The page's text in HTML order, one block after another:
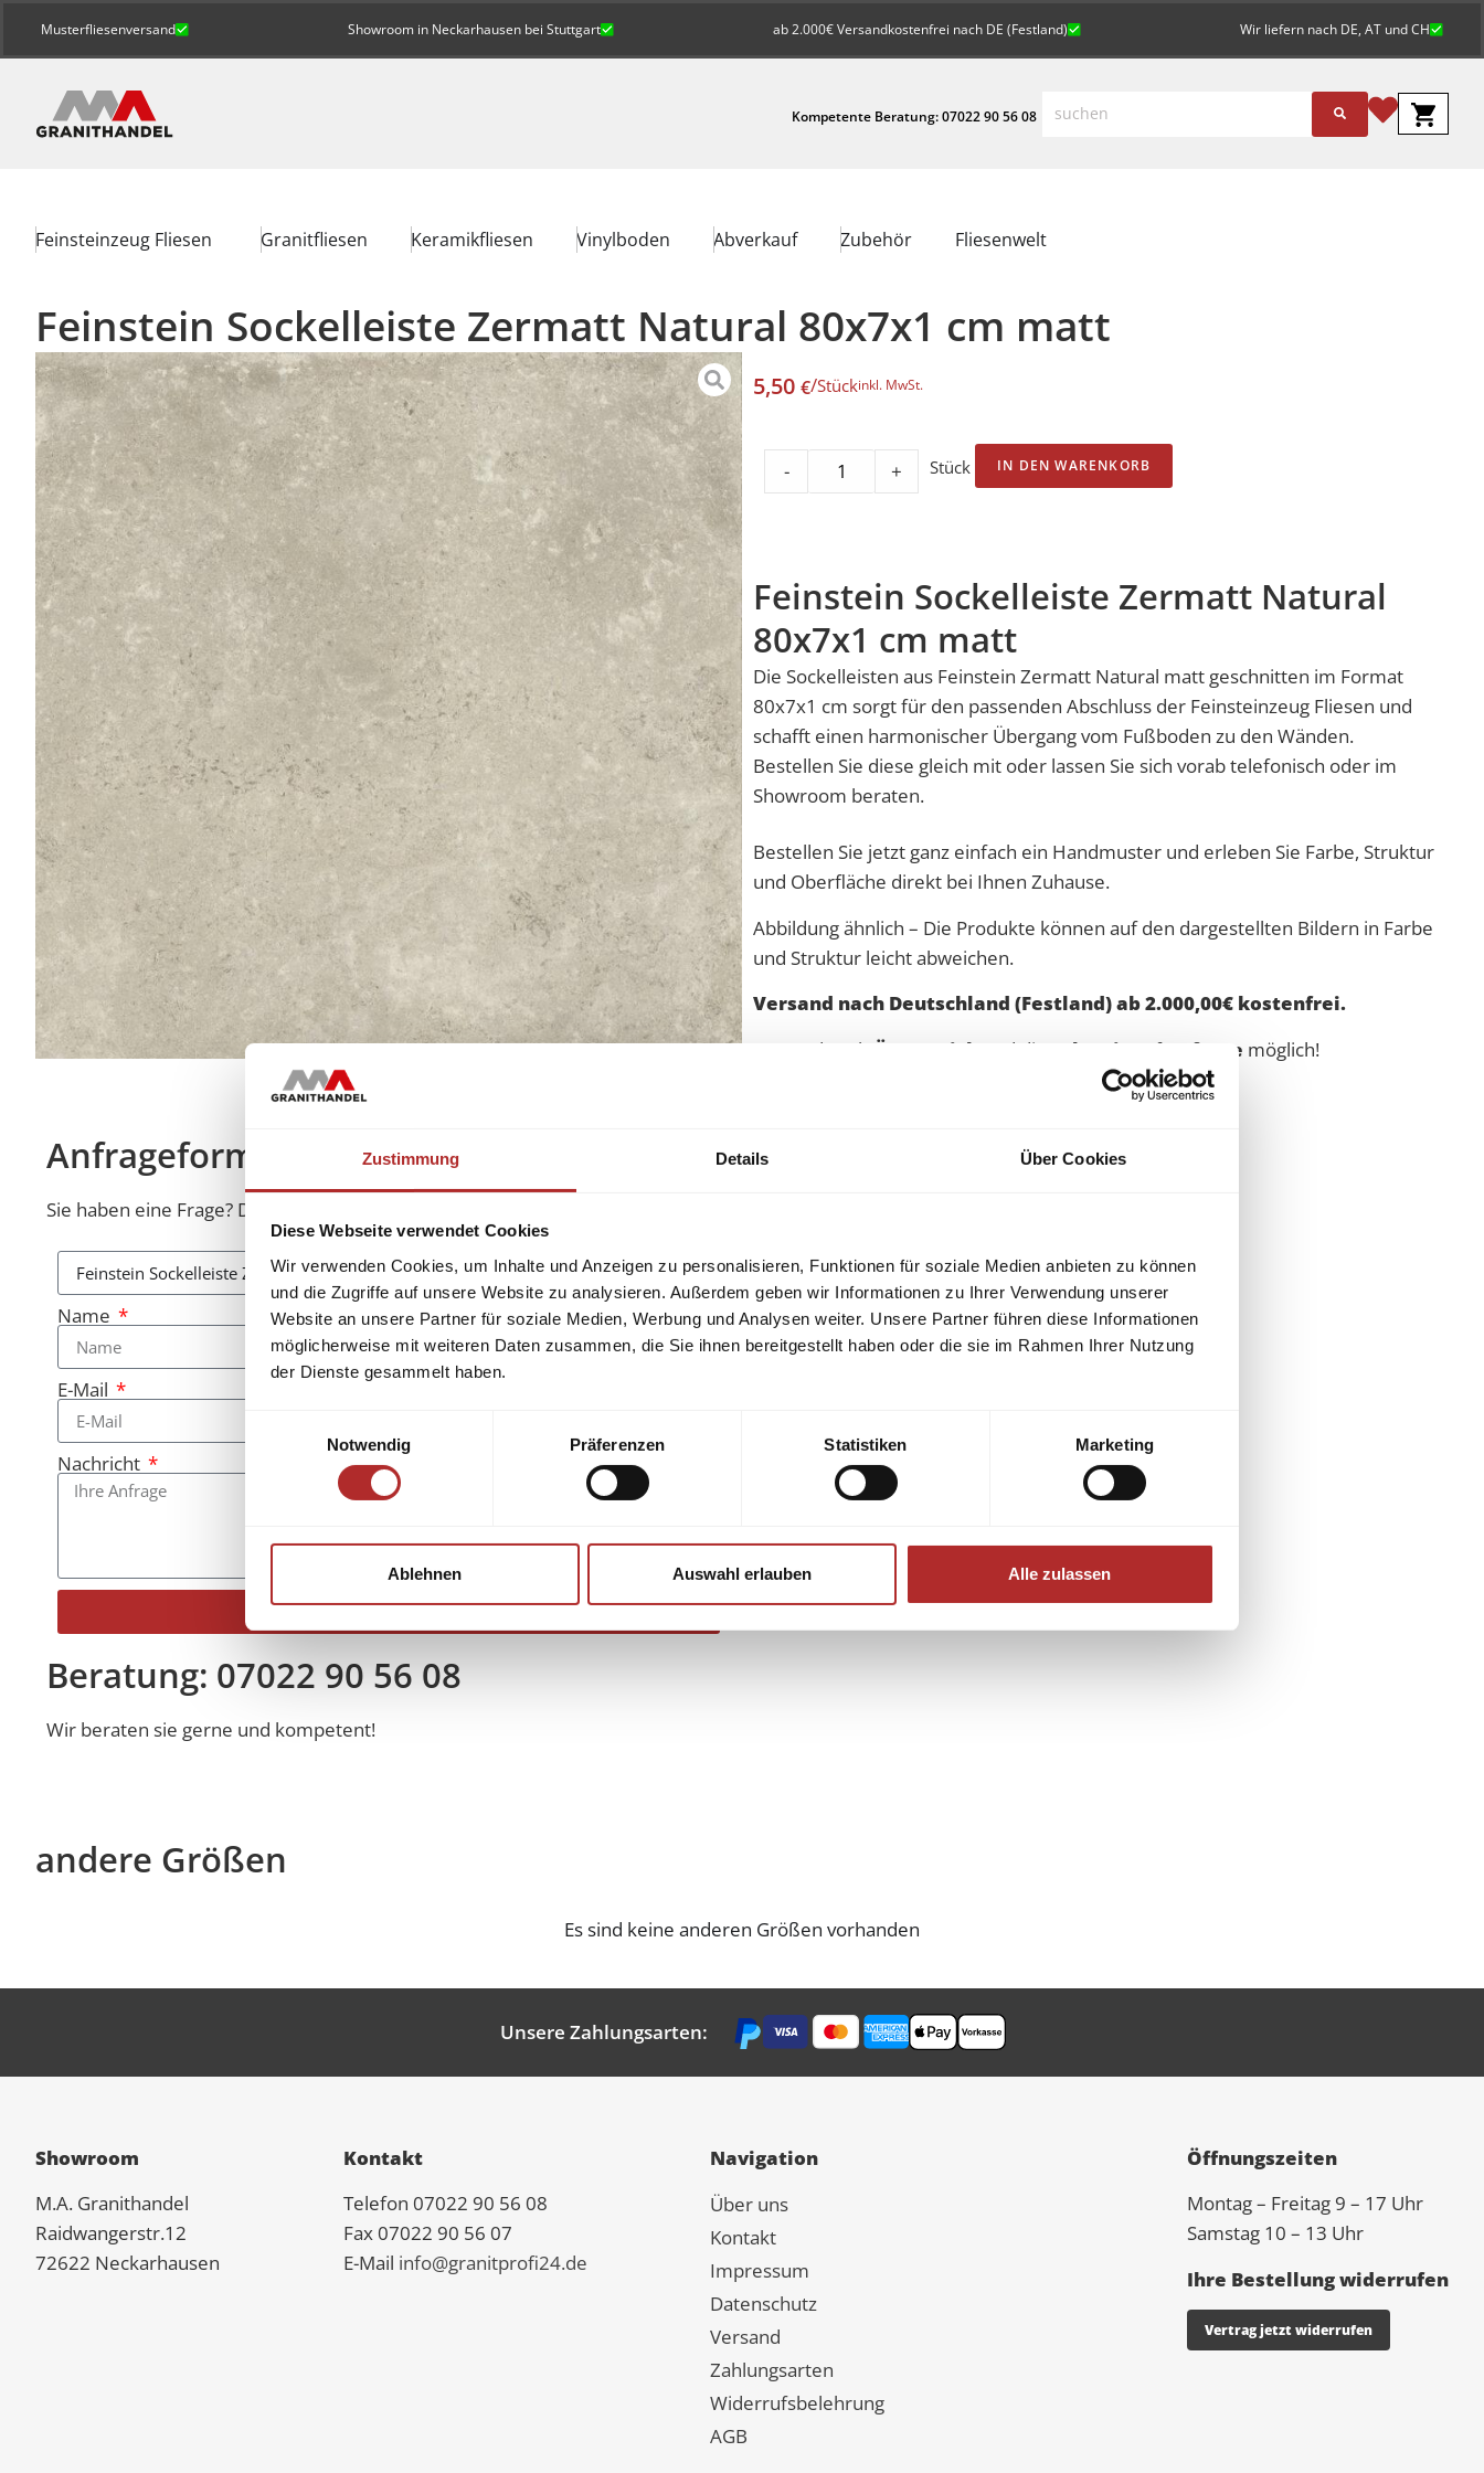
Zustimmung Details Über Cookies
Diese Webseite verwendet Cookies
Wir verwenden Cookies, um Inhalte und Anzeigen zu personalisieren, Funktionen für soziale Medien anbieten zu können
und die Zugriffe auf unsere Website zu analysieren. Außerdem geben wir Informationen zu Ihrer Verwendung unserer
Website an unsere Partner für soziale Medien, Werbung und Analysen weiter. Unsere Partner führen diese Informationen
möglicherweise mit weiteren Daten zusammen, die Sie ihnen bereitgestellt haben oder die sie im Rahmen Ihrer Nutzung
der Dienste gesammelt haben.
Notwendig
Präferenzen Statistiken Marketing
Ablehnen Auswahl erlauben Alle zulassen
Musterfliesenversand Showroom in Neckarhausen bei Stuttgart ab 2.000€ Versandkostenfrei nach DE (Festland) Wir liefern nach DE, AT und CH
Kompetente Beratung: 07022 90 56 08
Feinsteinzeug Fliesen Granitfliesen Keramikfliesen Vinylboden Abverkauf Zubehör Fliesenwelt
Feinstein Sockelleiste Zermatt Natural 80x7x1 cm matt
Anfrageformular
Sie haben eine Frage? Diese beantworten wir Ihnen gerne.
Name
E-Mail
Nachricht
Beratung: 07022 90 56 08
Wir beraten sie gerne und kompetent!
5,50 €/Stückinkl. MwSt.
- + Stück IN DEN WARENKORB
Feinstein Sockelleiste Zermatt Natural
80x7x1 cm matt
Die Sockelleisten aus Feinstein Zermatt Natural matt geschnitten im Format
80x7x1 cm sorgt für den passenden Abschluss der Feinsteinzeug Fliesen und
schafft einen harmonischer Übergang vom Fußboden zu den Wänden.
Bestellen Sie diese gleich mit oder lassen Sie sich vorab telefonisch oder im
Showroom beraten.
Bestellen Sie jetzt ganz einfach ein Handmuster und erleben Sie Farbe, Struktur
und Oberfläche direkt bei Ihnen Zuhause.
Abbildung ähnlich – Die Produkte können auf den dargestellten Bildern in Farbe
und Struktur leicht abweichen.
Versand nach Deutschland (Festland) ab 2.000,00€ kostenfrei.
Versand nach
Österreich und die Schweiz auf Anfrage möglich!
Qualität und Preis garantiert vom Fachhandel.
andere Größen
Es sind keine anderen Größen vorhanden
Unsere Zahlungsarten:
Showroom
M.A. Granithandel
Raidwangerstr.12
72622 Neckarhausen
Kontakt
Telefon 07022 90 56 08
Fax 07022 90 56 07
E-Mail info@granitprofi24.de
Navigation
Über uns
Kontakt
Impressum
Datenschutz
Versand
Zahlungsarten
Widerrufsbelehrung
AGB
Öffnungszeiten
Montag – Freitag 9 – 17 Uhr
Samstag 10 – 13 Uhr
Ihre Bestellung widerrufen
Vertrag jetzt widerrufen